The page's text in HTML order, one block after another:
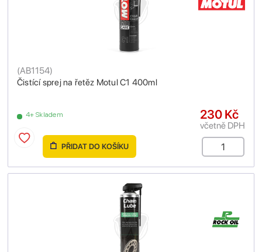
Čistící sprej na řetěz Motul C1 400ml
(AB1154)
4+ Skladem 230 Kč
včetně DPH
PŘIDAT DO KOŠÍKU